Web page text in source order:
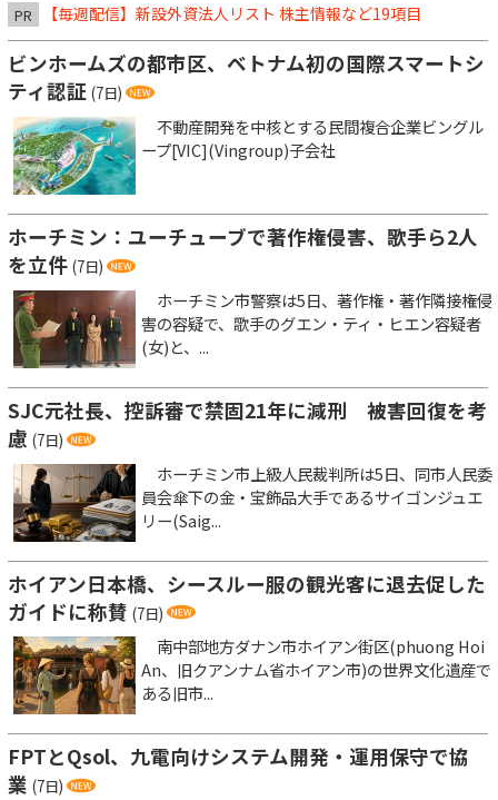
PR 【毎週配信】新設外資法人リスト 株主情報など19項目
ビンホームズの都市区、ベトナム初の国際スマートシ
ティ認証 (7日)
不動産開発を中核とする民間複合企業ビングル
ープ[VIC](Vingroup)子会社
ホーチミン：ユーチューブで著作権侵害、歌手ら2人
を立件 (7日)
ホーチミン市警察は5日、著作権・著作隣接権侵
害の容疑で、歌手のグエン・ティ・ヒエン容疑者
(女)と、...
SJC元社長、控訴審で禁固21年に減刑 被害回復を考
慮 (7日)
ホーチミン市上級人民裁判所は5日、同市人民委
員会傘下の金・宝飾品大手であるサイゴンジュエ
リー(Saig...
ホイアン日本橋、シースルー服の観光客に退去促した
ガイドに称賛 (7日)
南中部地方ダナン市ホイアン街区(phuong Hoi
An、旧クアンナム省ホイアン市)の世界文化遺産で
ある旧市...
FPTとQsol、九電向けシステム開発・運用保守で協
業 (7日)